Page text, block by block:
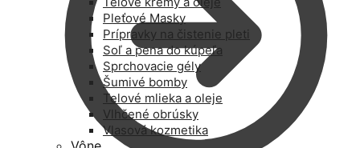
Pleťové Masky
Prípravky na čistenie pleti
Soľ a pena do kúpeľa
Sprchovacie gély
Šumivé bomby
Telové mlieka a oleje
Vlhčené obrúsky
Vlasová kozmetika